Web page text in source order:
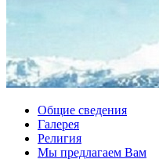
Общие сведения
Галерея
Религия
Мы предлагаем Вам